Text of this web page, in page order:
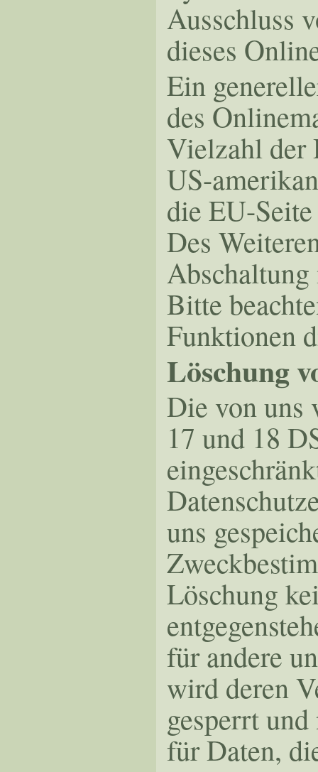
Ausschluss
dieses
Ein
des
Vielzahl der
US-
die EU-
Des
Bitte
Funktionen
Löschung
Die von uns
17 und 18
uns
Löschung
für andere
wird deren
gesperrt
für Daten,